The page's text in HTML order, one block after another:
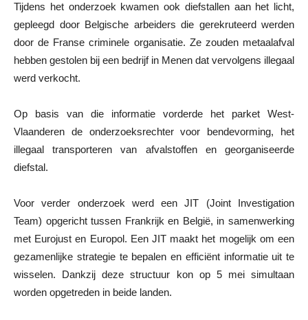
Tijdens het onderzoek kwamen ook diefstallen aan het licht,
gepleegd door Belgische arbeiders die gerekruteerd werden
door de Franse criminele organisatie. Ze zouden metaalafval
hebben gestolen bij een bedrijf in Menen dat vervolgens illegaal
werd verkocht.
Op basis van die informatie vorderde het parket West-
Vlaanderen de onderzoeksrechter voor bendevorming, het
illegaal transporteren van afvalstoffen en georganiseerde
diefstal.
Voor verder onderzoek werd een JIT (Joint Investigation
Team) opgericht tussen Frankrijk en België, in samenwerking
met Eurojust en Europol. Een JIT maakt het mogelijk om een
gezamenlijke strategie te bepalen en efficiënt informatie uit te
wisselen. Dankzij deze structuur kon op 5 mei simultaan
worden opgetreden in beide landen.